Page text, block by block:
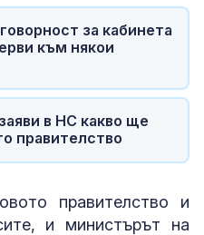
за кабинета
към някои
в НС какво ще
правителство
правителство и
и министърът на